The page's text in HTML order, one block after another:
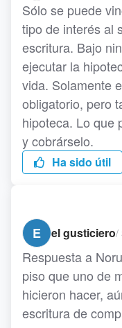
Sólo se puede
tipo de interés al
escritura. Bajo
ejecutar la
vida. Solamente
obligatorio, pero
hipoteca. Lo que
y cobrárselo.
Ha sido útil
E
el gusticiero/
Respuesta a
piso que uno de
hicieron hacer,
escritura de